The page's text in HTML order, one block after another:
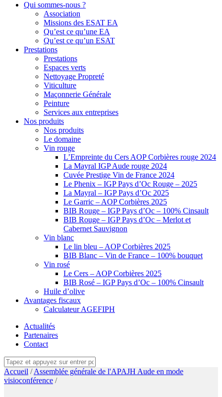
Qui sommes-nous ?
Association
Missions des ESAT EA
Qu’est ce qu’une EA
Qu’est ce qu’un ESAT
Prestations
Prestations
Espaces verts
Nettoyage Propreté
Viticulture
Maçonnerie Générale
Peinture
Services aux entreprises
Nos produits
Nos produits
Le domaine
Vin rouge
L’Empreinte du Cers AOP Corbières rouge 2024
La Mayral IGP Aude rouge 2024
Cuvée Prestige Vin de France 2024
Le Phenix – IGP Pays d’Oc Rouge – 2025
La Mayral – IGP Pays d’Oc 2025
Le Garric – AOP Corbières 2025
BIB Rouge – IGP Pays d’Oc – 100% Cinsault
BIB Rouge – IGP Pays d’Oc – Merlot et
Cabernet Sauvignon
Vin blanc
Le lin bleu – AOP Corbières 2025
BIB Blanc – Vin de France – 100% bouquet
Vin rosé
Le Cers – AOP Corbières 2025
BIB Rosé – IGP Pays d’Oc – 100% Cinsault
Huile d’olive
Avantages fiscaux
Calculateur AGEFIPH
Actualités
Partenaires
Contact
Accueil /Assemblée générale de l'APAJH Aude en mode
visioconférence /